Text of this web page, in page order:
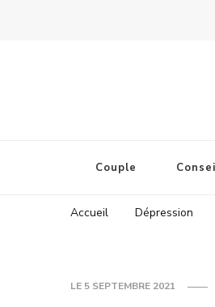
Couple
Accueil Dépression
LE 5 SEPTEMBRE 2021